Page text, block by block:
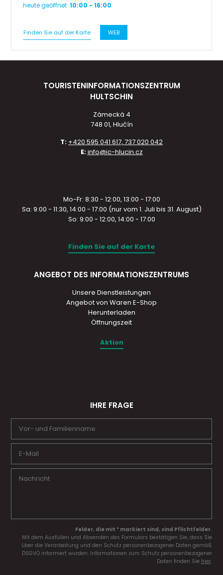
heute geöffnet:10:00 - 16:00
Finden Sie auf der Karte WEB
TOURISTENINFORMATIONSZENTRUM
HULTSCHIN
Zámecká 4
748 01, Hlučín
T: +420 595 041 617, 737 020 042
E:info@ic-hlucin.cz
Mo-Fr: 8:30 - 12:00, 13:00 - 17:00
Sa: 9:00 - 11:30, 14:00 - 17:00 (nur vom 1. Juli bis 31. August)
So: 9:00 - 12:00, 14:00 - 17:00
Finden Sie auf der Karte
ANGEBOT DES INFORMATIONSZENTRUMS
Unsere Dienstleistungen
Angebot von Waren E-Shop
Herunterladen
Öffnungszeit
Aktion
IHRE FRAGE
Felder, die mit * markiert sind, sind Pflichtfelder.
Mit dem Ausfüllen und Absenden des Formulars bestätigen Sie, dass Sie
über die Verarbeitung und den Schutz personenbezogener Daten gemäß
DSGVO informiert wurden. Informationen zum Schutz personenbezogener
Daten finden Sie hier.